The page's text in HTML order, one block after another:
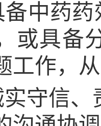
备中药
或具备
工作，
守信